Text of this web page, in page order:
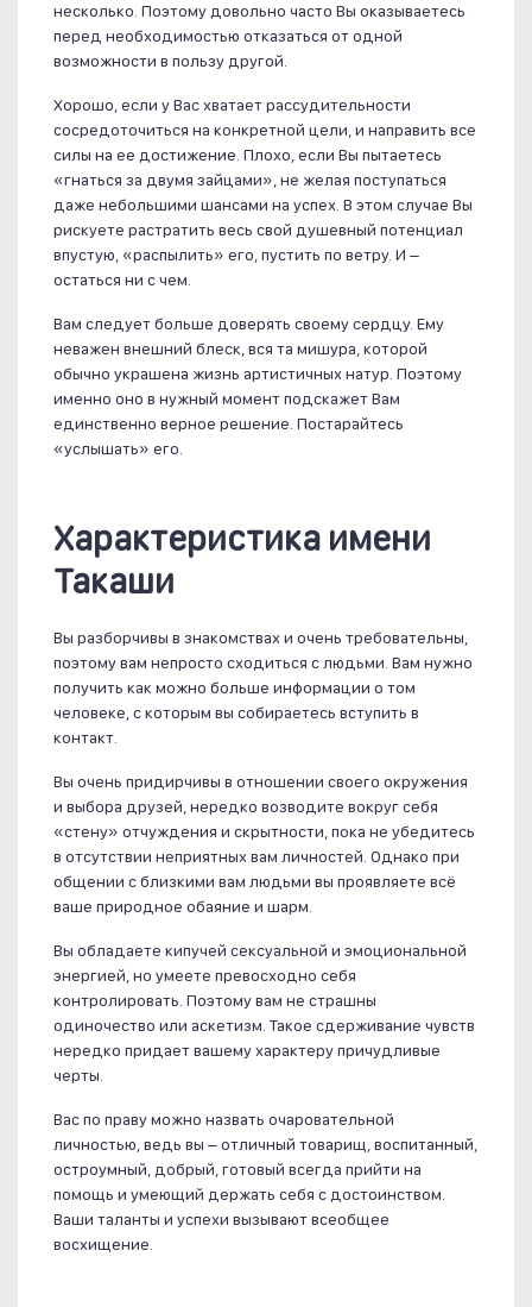
несколько. Поэтому довольно часто Вы оказываетесь
перед необходимостью отказаться от одной
возможности в пользу другой.
Хорошо, если у Вас хватает рассудительности
сосредоточиться на конкретной цели, и направить все
силы на ее достижение. Плохо, если Вы пытаетесь
«гнаться за двумя зайцами», не желая поступаться
даже небольшими шансами на успех. В этом случае Вы
рискуете растратить весь свой душевный потенциал
впустую, «распылить» его, пустить по ветру. И –
остаться ни с чем.
Вам следует больше доверять своему сердцу. Ему
неважен внешний блеск, вся та мишура, которой
обычно украшена жизнь артистичных натур. Поэтому
именно оно в нужный момент подскажет Вам
единственно верное решение. Постарайтесь
«услышать» его.
Характеристика имени
Такаши
Вы разборчивы в знакомствах и очень требовательны,
поэтому вам непросто сходиться с людьми. Вам нужно
получить как можно больше информации о том
человеке, с которым вы собираетесь вступить в
контакт.
Вы очень придирчивы в отношении своего окружения
и выбора друзей, нередко возводите вокруг себя
«стену» отчуждения и скрытности, пока не убедитесь
в отсутствии неприятных вам личностей. Однако при
общении с близкими вам людьми вы проявляете всё
ваше природное обаяние и шарм.
Вы обладаете кипучей сексуальной и эмоциональной
энергией, но умеете превосходно себя
контролировать. Поэтому вам не страшны
одиночество или аскетизм. Такое сдерживание чувств
нередко придает вашему характеру причудливые
черты.
Вас по праву можно назвать очаровательной
личностью, ведь вы – отличный товарищ, воспитанный,
остроумный, добрый, готовый всегда прийти на
помощь и умеющий держать себя с достоинством.
Ваши таланты и успехи вызывают всеобщее
восхищение.